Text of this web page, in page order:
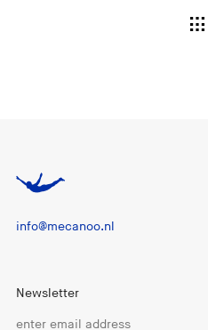
info@mecanoo.nl
Newsletter